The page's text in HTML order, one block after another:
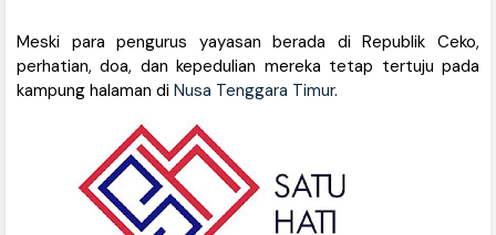
Meski para pengurus yayasan berada di Republik Ceko,
perhatian, doa, dan kepedulian mereka tetap tertuju pada
kampung halaman di Nusa Tenggara Timur.